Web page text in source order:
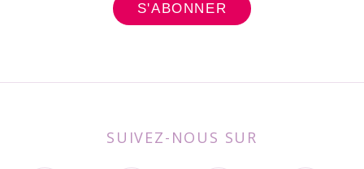
SUIVEZ-NOUS SUR